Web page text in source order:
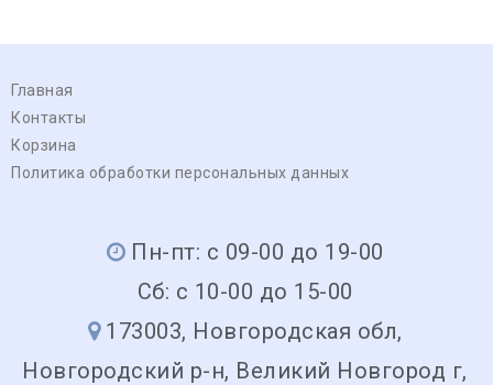
Главная
Контакты
Корзина
Политика обработки персональных данных
Пн-пт: с 09-00 до 19-00
Сб: с 10-00 до 15-00
173003, Новгородская обл,
Новгородский р-н, Великий Новгород г,